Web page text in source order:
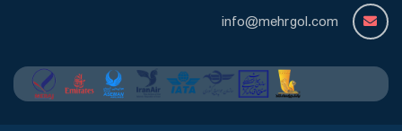
info@mehrgol.com